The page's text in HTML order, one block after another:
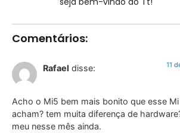
Comentários:
Rafael disse: 11
Acho o Mi5 bem mais bonito que esse
acham? tem muita diferença de
meu nesse mês ainda.